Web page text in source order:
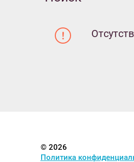
© 2026
Политика